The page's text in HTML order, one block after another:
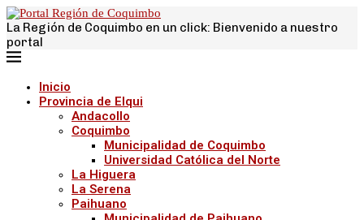
La Región de Coquimbo en un click: Bienvenido a nuestro
portal
Inicio
Provincia de Elqui
Andacollo
Coquimbo
Municipalidad de Coquimbo
Universidad Católica del Norte
La Higuera
La Serena
Paihuano